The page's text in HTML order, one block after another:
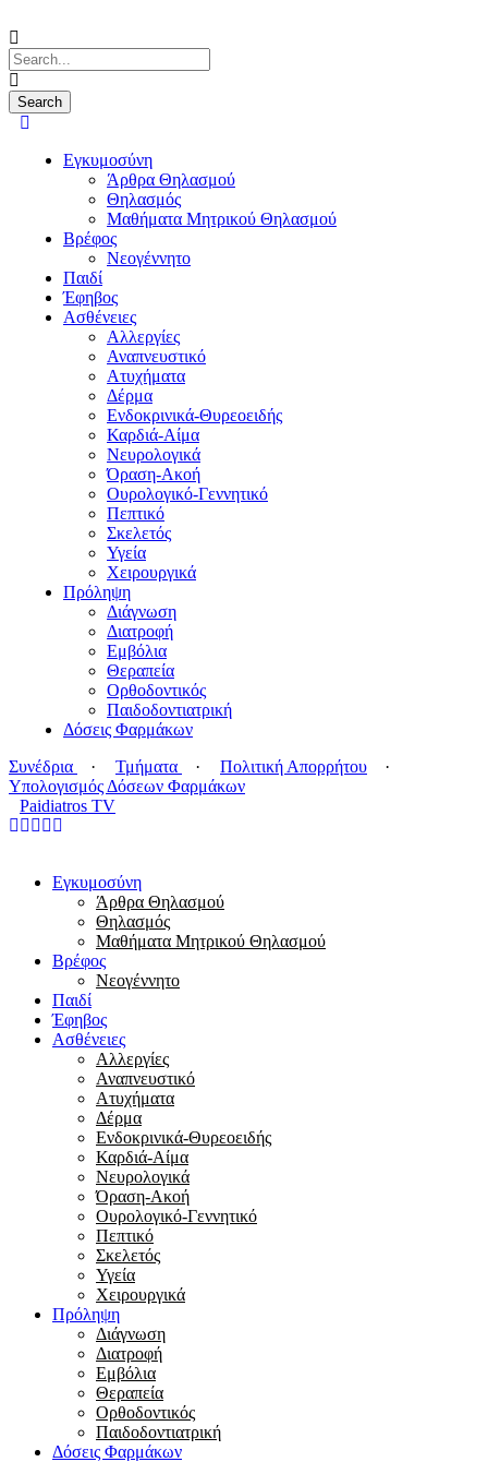
Εγκυμοσύνη
Άρθρα Θηλασμού
Θηλασμός
Μαθήματα Μητρικού Θηλασμού
Βρέφος
Νεογέννητο
Παιδί
Έφηβος
Ασθένειες
Αλλεργίες
Αναπνευστικό
Ατυχήματα
Δέρμα
Ενδοκρινικά-Θυρεοειδής
Καρδιά-Αίμα
Νευρολογικά
Όραση-Ακοή
Ουρολογικό-Γεννητικό
Πεπτικό
Σκελετός
Υγεία
Χειρουργικά
Πρόληψη
Διάγνωση
Διατροφή
Εμβόλια
Θεραπεία
Ορθοδοντικός
Παιδοδοντιατρική
Δόσεις Φαρμάκων
Συνέδρια
· Τμήματα · Πολιτική Απορρήτου
·
Υπολογισμός Δόσεων Φαρμάκων
Paidiatros TV
Εγκυμοσύνη
Άρθρα Θηλασμού
Θηλασμός
Μαθήματα Μητρικού Θηλασμού
Βρέφος
Νεογέννητο
Παιδί
Έφηβος
Ασθένειες
Αλλεργίες
Αναπνευστικό
Ατυχήματα
Δέρμα
Ενδοκρινικά-Θυρεοειδής
Καρδιά-Αίμα
Νευρολογικά
Όραση-Ακοή
Ουρολογικό-Γεννητικό
Πεπτικό
Σκελετός
Υγεία
Χειρουργικά
Πρόληψη
Διάγνωση
Διατροφή
Εμβόλια
Θεραπεία
Ορθοδοντικός
Παιδοδοντιατρική
Δόσεις Φαρμάκων